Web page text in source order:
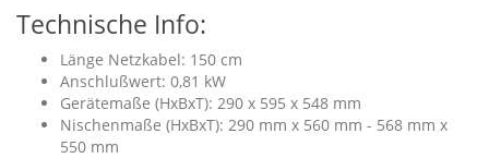
Technische Info:
Länge Netzkabel: 150 cm
Anschlußwert: 0,81 kW
Gerätemaße (HxBxT): 290 x 595 x 548 mm
Nischenmaße (HxBxT): 290 mm x 560 mm - 568 mm x
550 mm